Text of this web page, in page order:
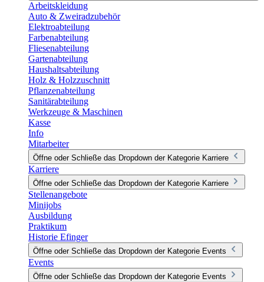
Arbeitskleidung
Auto & Zweiradzubehör
Elektroabteilung
Farbenabteilung
Fliesenabteilung
Gartenabteilung
Haushaltsabteilung
Holz & Holzzuschnitt
Pflanzenabteilung
Sanitärabteilung
Werkzeuge & Maschinen
Kasse
Info
Mitarbeiter
Öffne oder Schließe das Dropdown der Kategorie Karriere
Karriere
Öffne oder Schließe das Dropdown der Kategorie Karriere
Stellenangebote
Minijobs
Ausbildung
Praktikum
Historie Efinger
Öffne oder Schließe das Dropdown der Kategorie Events
Events
Öffne oder Schließe das Dropdown der Kategorie Events